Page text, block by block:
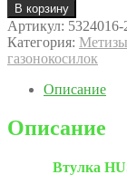
В корзину
Артикул:
Категория: Метизы
газонокосилок
Описание
Описание
Втулка